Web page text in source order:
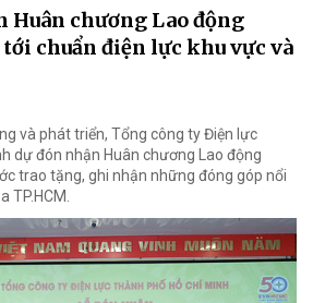
Huân chương Lao động
chuẩn điện lực khu vực và
và phát triển, Tổng công ty Điện lực
dự đón nhận Huân chương Lao động
trao tặng, ghi nhận những đóng góp nổi
TP.HCM.